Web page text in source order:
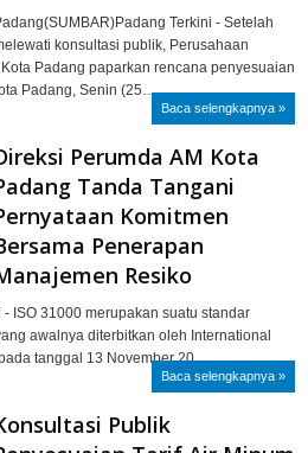
Terkini - Setelah
konsultasi publik, Perusahaan
Padang paparkan rencana penyesuaian
Padang, Senin (25…
Baca selengkapnya »
Perumda AM Kota
Tanda Tangani
Komitmen
Penerapan
Resiko
ISO 31000 merupakan suatu standar
awalnya diterbitkan oleh International
tanggal 13 November 20…
Baca selengkapnya »
Publik